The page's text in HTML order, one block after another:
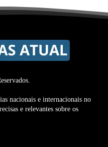
nacionais e internacionais no
e relevantes sobre os